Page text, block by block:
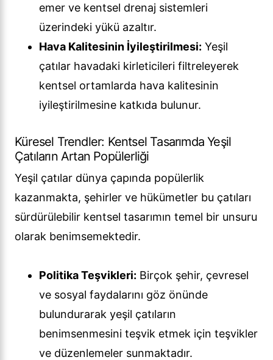
emer ve kentsel drenaj sistemleri
üzerindeki yükü azaltır.
Hava Kalitesinin İyileştirilmesi: Yeşil
çatılar havadaki kirleticileri filtreleyerek
kentsel ortamlarda hava kalitesinin
iyileştirilmesine katkıda bulunur.
Küresel Trendler: Kentsel Tasarımda Yeşil
Çatıların Artan Popülerliği
Yeşil çatılar dünya çapında popülerlik
kazanmakta, şehirler ve hükümetler bu çatıları
sürdürülebilir kentsel tasarımın temel bir unsuru
olarak benimsemektedir.
Politika Teşvikleri: Birçok şehir, çevresel
ve sosyal faydalarını göz önünde
bulundurarak yeşil çatıların
benimsenmesini teşvik etmek için teşvikler
ve düzenlemeler sunmaktadır.